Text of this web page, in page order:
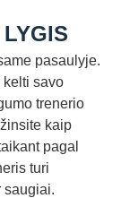
pasaulyje.
kelti savo
trenerio
kaip
pagal
turi
saugiai.